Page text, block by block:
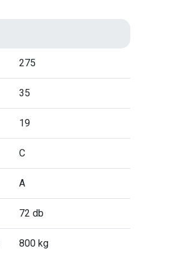
275
35
19
C
A
72 db
800 kg